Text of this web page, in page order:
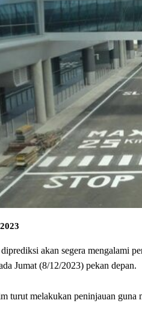
akan segera mengalami
Jumat (8/12/2023) pekan depan.
turut melakukan peninjauan